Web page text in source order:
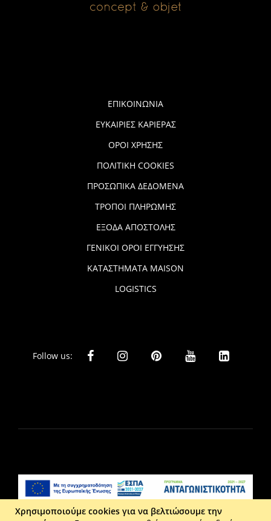
ΕΠΙΚΟΙΝΩΝΙΑ
ΕΥΚΑΙΡΙΕΣ ΚΑΡΙΕΡΑΣ
ΟΡΟΙ ΧΡΗΣΗΣ
ΠΟΛΙΤΙΚΗ COOKIES
ΠΡΟΣΩΠΙΚΑ ΔΕΔΟΜΕΝΑ
ΤΡΟΠΟΙ ΠΛΗΡΩΜΗΣ
ΕΞΟΔΑ ΑΠΟΣΤΟΛΗΣ
ΓΕΝΙΚΟΙ ΟΡΟΙ ΕΓΓΥΗΣΗΣ
ΚΑΤΑΣΤΗΜΑΤΑ MAISON
LOGISTICS
Follow us:
Χρησιμοποιούμε cookies για να βελτιώσουμε την